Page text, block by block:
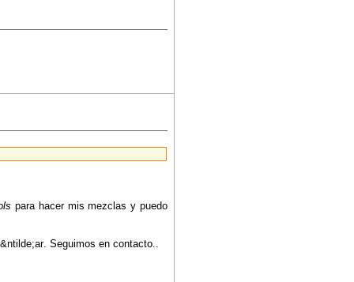
para hacer mis mezclas y puedo
. Seguimos en contacto..